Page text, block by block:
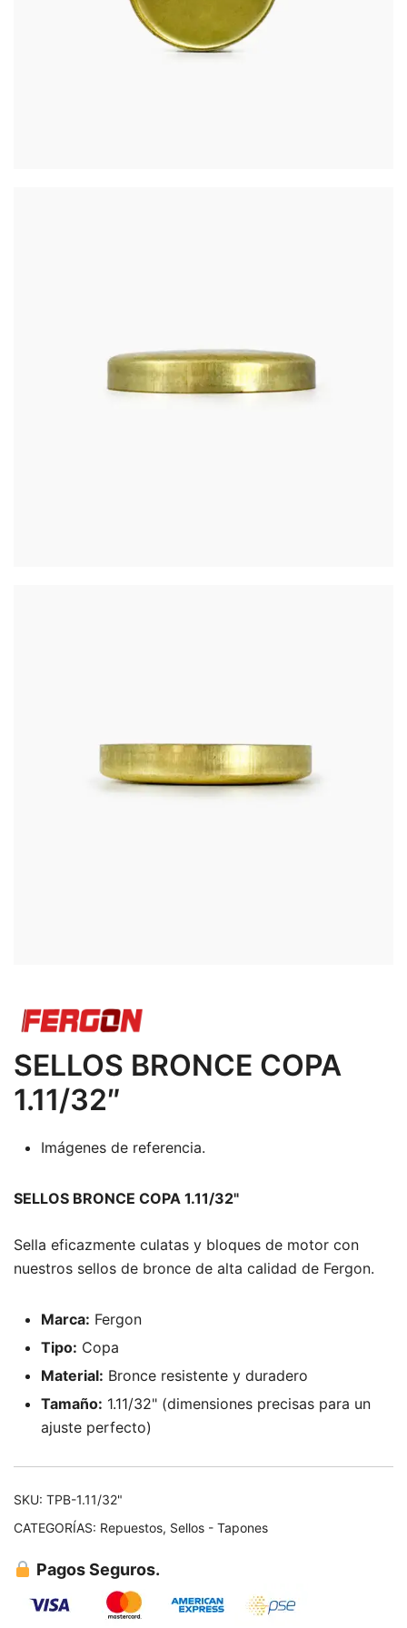
SELLOS BRONCE COPA
1.11/32″
Imágenes de referencia.
SELLOS BRONCE COPA 1.11/32"
Sella eficazmente culatas y bloques de motor con
nuestros sellos de bronce de alta calidad de Fergon.
Marca: Fergon
Tipo: Copa
Material: Bronce resistente y duradero
Tamaño: 1.11/32" (dimensiones precisas para un
ajuste perfecto)
SKU: TPB-1.11/32"
CATEGORÍAS: Repuestos, Sellos - Tapones
Pagos Seguros.